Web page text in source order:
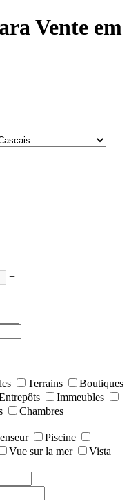
Vente em
+
Terrains
Boutiques
Immeubles
Chambres
Piscine
Vue sur la mer
Vista